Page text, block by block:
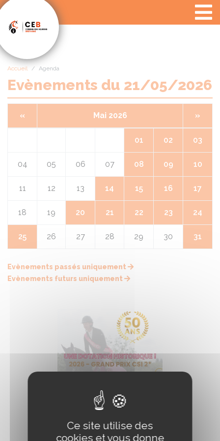
Accueil Agenda
Evènements du 21/05/2026
« Mai 2026 »
01 02 03
04 05 06 07 08 09 10
11 12 13 14 15 16 17
18 19 20 21 22 23 24
25 26 27 28 29 30 31
Evènements passés uniquement
Evènements futurs uniquement
Panneau de gestion des cookies
Ce site utilise des
cookies et vous donne